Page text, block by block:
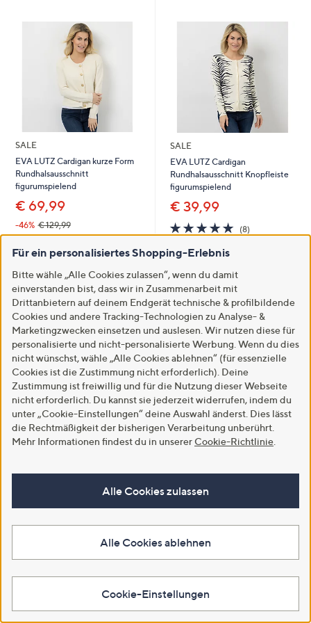
SALE
EVA LUTZ Cardigan kurze Form
Rundhalsausschnitt
figurumspielend
€ 69,99
-46% € 129,99
vonBewertungen
In den Warenkorb
SALE
EVA LUTZ Cardigan
Rundhalsausschnitt Knopfleiste
figurumspielend
€ 39,99
5.0
von
(8)8
Bewertungen
In den Warenkorb
SALE
Rundhalsausschnitt Ziernähte
€ 74,99
-42% € 129,99
In den Warenkorb
STRANDFEIN Cardigan
Schmuckknöpfe figurumspielend
€ 99,99
vonBewertungen
In den Warenkorb
Für ein personalisiertes Shopping-Erlebnis
Bitte wähle „Alle Cookies zulassen“, wenn du damit
einverstanden bist, dass wir in Zusammenarbeit mit
Drittanbietern auf deinem Endgerät technische & profilbildende
Cookies und andere Tracking-Technologien zu Analyse- &
Marketingzwecken einsetzen und auslesen. Wir nutzen diese für
personalisierte und nicht-personalisierte Werbung. Wenn du dies
nicht wünschst, wähle „Alle Cookies ablehnen“ (für essenzielle
Cookies ist die Zustimmung nicht erforderlich). Deine
Zustimmung ist freiwillig und für die Nutzung dieser Webseite
nicht erforderlich. Du kannst sie jederzeit widerrufen, indem du
unter „Cookie-Einstellungen“ deine Auswahl änderst. Dies lässt
die Rechtmäßigkeit der bisherigen Verarbeitung unberührt.
Mehr Informationen findest du in unserer Cookie-Richtlinie
Alle Cookies zulassen
Alle Cookies ablehnen
Cookie-Einstellungen